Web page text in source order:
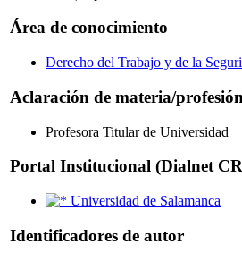
Área de conocimiento
Derecho del Trabajo y de la
Aclaración de materia/profesión
Profesora Titular de Universidad
Portal Institucional (Dialnet
Universidad de Salamanca
Identificadores de autor